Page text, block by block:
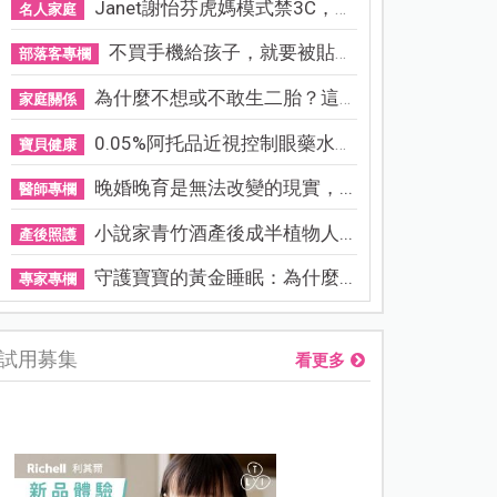
名人家庭 Janet謝怡芬虎媽模式禁3C，看...
部落客專欄 不買手機給孩子，就要被貼「...
家庭關係 為什麼不想或不敢生二胎？這8...
寶貝健康 0.05%阿托品近視控制眼藥水納...
醫師專欄 晚婚晚育是無法改變的現實，...
產後照護 小說家青竹酒產後成半植物人...
專家專欄 守護寶寶的黃金睡眠：為什麼...
用募集 看更多